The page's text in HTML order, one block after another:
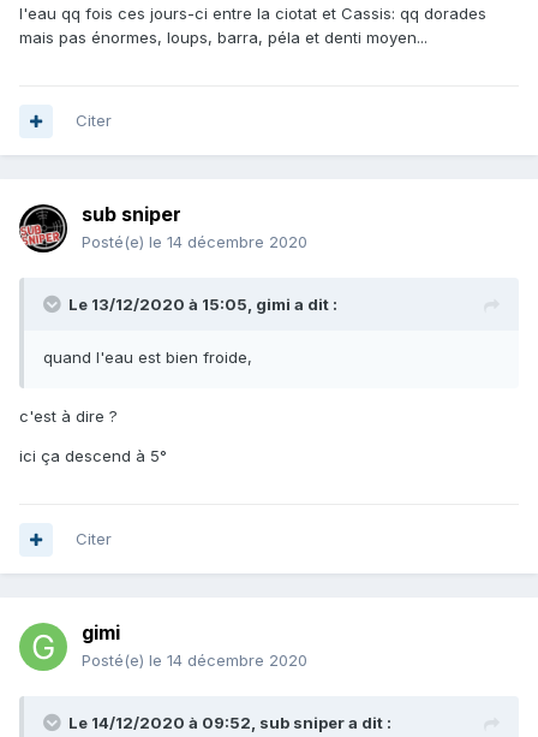
Commande mardi soir 18h30 , recu cet aprem à 14h !
l'eau qq fois ces jours-ci entre la ciotat et Cassis: qq dorades
mais pas énormes, loups, barra, péla et denti moyen...
Citer
sub sniper
Posté(e) le 14 décembre 2020
Le 13/12/2020 à 15:05, gimi a dit :
quand l'eau est bien froide,
c'est à dire ?
ici ça descend à 5°
Citer
gimi
Posté(e) le 14 décembre 2020
Le 14/12/2020 à 09:52, sub snipera dit :